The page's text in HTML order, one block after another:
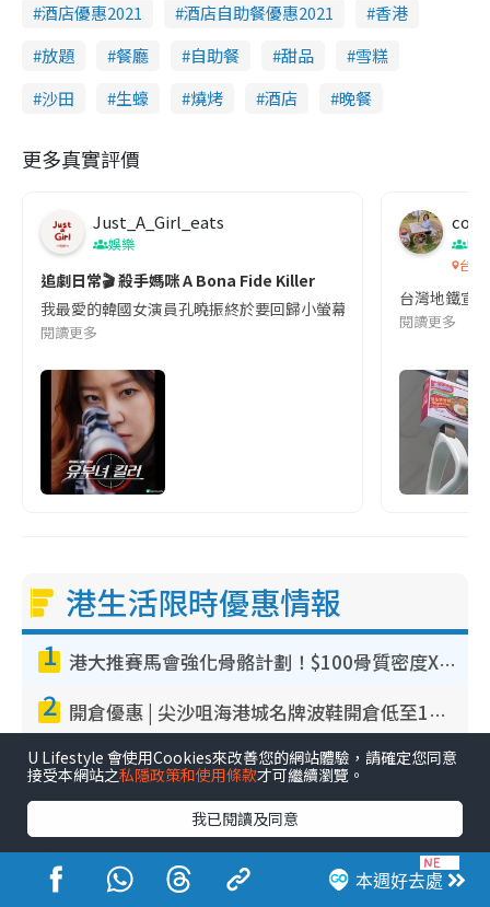
酒店優惠2021
酒店自助餐優惠2021
香港
放題
餐廳 自助餐 甜品
雪糕
沙田
生蠔 燒烤 酒店 晚餐
更多真實評價
Just_A_Girl_eats
娛樂
追劇日常🎬 殺手媽咪 A Bona Fide Killer
我最愛的韓國女演員孔曉振終於要回歸小螢幕啦!這次的劇本改編
閱讀更多
co
吹
台灣
台灣地鐵宣
閱讀更多
港生活限時優惠情報
1 港大推賽馬會強化骨骼計劃！$100骨質密度X光檢查 完成免費運動訓練送超市禮券！附參加資格
2 開倉優惠 | 尖沙咀海港城名牌波鞋開倉低至1折！On鞋$899起／Joy&Peace鞋履$98起
3 豐澤優惠勁減低至44折！Mac mini/iPhone17Pro大減價！廚房家電$220起
4
5 廚具開倉｜特福Tefal廚具/家電開倉低至3折！$220起買平底鍋/炒鑊/湯煲！電飯煲/吸塵機/燙斗$418起
本週好去處
U Lifestyle 會使用Cookies來改善您的網站體驗，請確定您同意
接受本網站之私隱政策和使用條款才可繼續瀏覽。
我已閱讀及同意